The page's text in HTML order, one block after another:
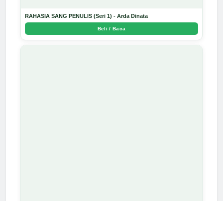
RAHASIA SANG PENULIS (Seri 1) - Arda Dinata
Beli / Baca